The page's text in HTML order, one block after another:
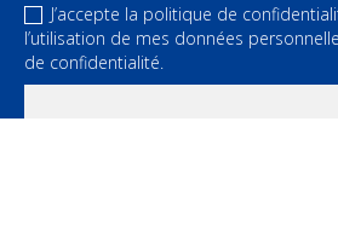
J’accepte la politique de
l’utilisation de mes données
de confidentialité.